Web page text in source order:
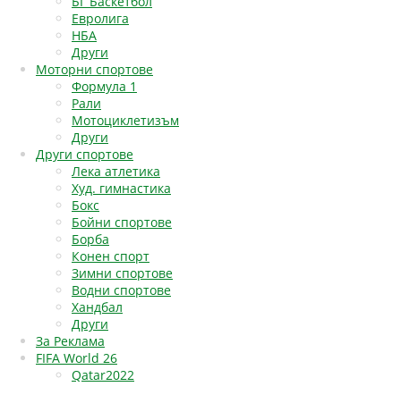
Евролига
НБА
Други
Моторни спортове
Формула 1
Рали
Мотоциклетизъм
Други
Други спортове
Лека атлетика
Худ. гимнастика
Бокс
Бойни спортове
Борба
Конен спорт
Зимни спортове
Водни спортове
Хандбал
Други
За Реклама
FIFA World 26
Qatar2022